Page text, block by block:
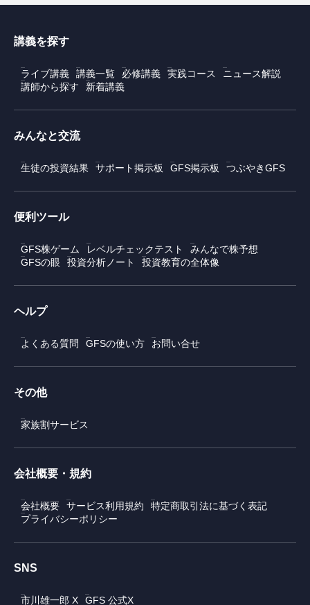
講義を探す
ライブ講義 講義一覧 必修講義 実践コース
ニュース解説
講師から探す
新着講義
みんなと交流
生徒の投資結果 サポート掲示板 GFS掲示板 つぶやきGFS
便利ツール
GFS株ゲーム レベルチェックテスト
みんなで株予想
GFSの眼
投資分析ノート 投資教育の全体像
ヘルプ
よくある質問 GFSの使い方 お問い合せ
その他
家族割サービス
会社概要・規約
会社概要 サービス利用規約
特定商取引法に基づく表記
プライバシーポリシー
SNS
市川雄一郎 X GFS 公式X